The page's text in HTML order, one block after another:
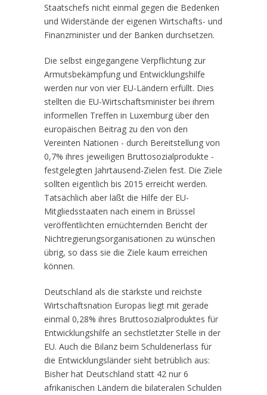
Staatschefs nicht einmal gegen die Bedenken
und Widerstände der eigenen Wirtschafts- und
Finanzminister und der Banken durchsetzen.
Die selbst eingegangene Verpflichtung zur
Armutsbekämpfung und Entwicklungshilfe
werden nur von vier EU-Ländern erfüllt. Dies
stellten die EU-Wirtschaftsminister bei ihrem
informellen Treffen in Luxemburg über den
europäischen Beitrag zu den von den
Vereinten Nationen - durch Bereitstellung von
0,7% ihres jeweiligen Bruttosozialprodukte -
festgelegten Jahrtausend-Zielen fest. Die Ziele
sollten eigentlich bis 2015 erreicht werden.
Tatsächlich aber läßt die Hilfe der EU-
Mitgliedsstaaten nach einem in Brüssel
veröffentlichten ernüchternden Bericht der
Nichtregierungsorganisationen zu wünschen
übrig, so dass sie die Ziele kaum erreichen
können.
Deutschland als die stärkste und reichste
Wirtschaftsnation Europas liegt mit gerade
einmal 0,28% ihres Bruttosozialproduktes für
Entwicklungshilfe an sechstletzter Stelle in der
EU. Auch die Bilanz beim Schuldenerlass für
die Entwicklungsländer sieht betrüblich aus:
Bisher hat Deutschland statt 42 nur 6
afrikanischen Ländern die bilateralen Schulden